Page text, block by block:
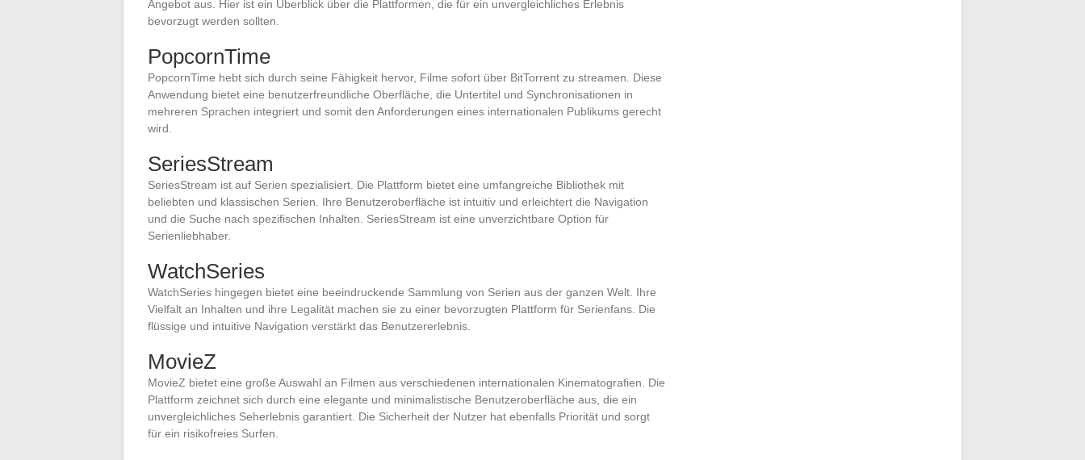
Angebot aus. Hier ist ein Überblick über die Plattformen, die für ein unvergleichliches Erlebnis
bevorzugt werden sollten.
PopcornTime
PopcornTime hebt sich durch seine Fähigkeit hervor, Filme sofort über BitTorrent zu streamen. Diese
Anwendung bietet eine benutzerfreundliche Oberfläche, die Untertitel und Synchronisationen in
mehreren Sprachen integriert und somit den Anforderungen eines internationalen Publikums gerecht
wird.
SeriesStream
SeriesStream ist auf Serien spezialisiert. Die Plattform bietet eine umfangreiche Bibliothek mit
beliebten und klassischen Serien. Ihre Benutzeroberfläche ist intuitiv und erleichtert die Navigation
und die Suche nach spezifischen Inhalten. SeriesStream ist eine unverzichtbare Option für
Serienliebhaber.
WatchSeries
WatchSeries hingegen bietet eine beeindruckende Sammlung von Serien aus der ganzen Welt. Ihre
Vielfalt an Inhalten und ihre Legalität machen sie zu einer bevorzugten Plattform für Serienfans. Die
flüssige und intuitive Navigation verstärkt das Benutzererlebnis.
MovieZ
MovieZ bietet eine große Auswahl an Filmen aus verschiedenen internationalen Kinematografien. Die
Plattform zeichnet sich durch eine elegante und minimalistische Benutzeroberfläche aus, die ein
unvergleichliches Seherlebnis garantiert. Die Sicherheit der Nutzer hat ebenfalls Priorität und sorgt
für ein risikofreies Surfen.